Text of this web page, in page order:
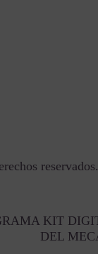
reservados.
KIT
DEL